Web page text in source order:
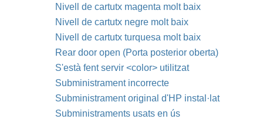
Nivell de cartutx magenta molt baix
Nivell de cartutx negre molt baix
Nivell de cartutx turquesa molt baix
Rear door open (Porta posterior oberta)
S'està fent servir <color> utilitzat
Subministrament incorrecte
Subministrament original d'HP instal·lat
Subministraments usats en ús